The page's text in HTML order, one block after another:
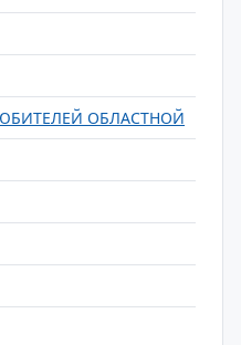
ОБЛАСТНОЙ